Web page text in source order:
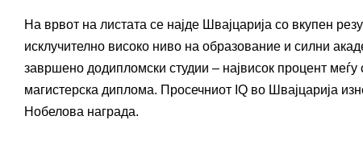
На врвот на листата се најде Швајцарија со вкупен
исклучително високо ниво на образование и силни
завршено додипломски студии – највисок процент
магистерска диплома. Просечниот IQ во Швајцарија
Нобелова награда.